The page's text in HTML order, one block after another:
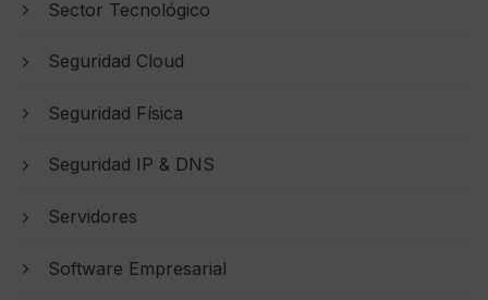
Sector Tecnológico
Seguridad Cloud
Seguridad Física
Seguridad IP & DNS
Servidores
Software Empresarial